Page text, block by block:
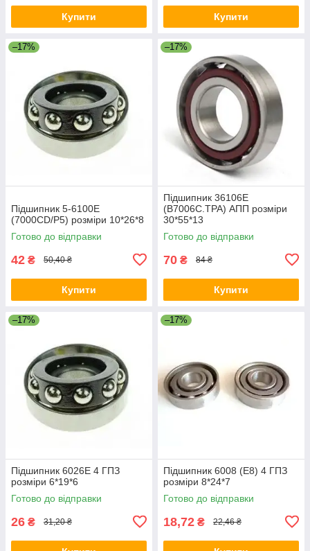
Купити Купити
–17%
Підшипник 5-6100Е
(7000CD/P5) розміри 10*26*8
Готово до відправки
42 ₴ 50,40 ₴
Купити
–17%
Підшипник 36106Е
(B7006C.TPA) АПП розміри
30*55*13
Готово до відправки
70 ₴ 84 ₴
Купити
–17%
Підшипник 6026Е 4 ГПЗ
розміри 6*19*6
Готово до відправки
26 ₴ 31,20 ₴
–17%
Підшипник 6008 (Е8) 4 ГПЗ
розміри 8*24*7
Готово до відправки
18,72 ₴ 22,46 ₴